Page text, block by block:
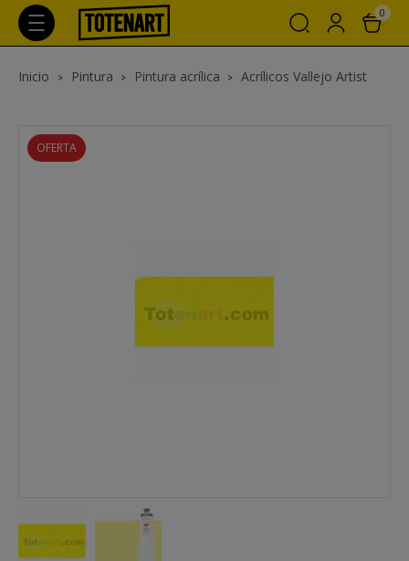
0
Inicio Pintura Pintura acrílica Acrílicos Vallejo Artist
OFERTA